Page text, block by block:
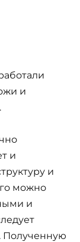
и
и
и
можно
и
Полученную